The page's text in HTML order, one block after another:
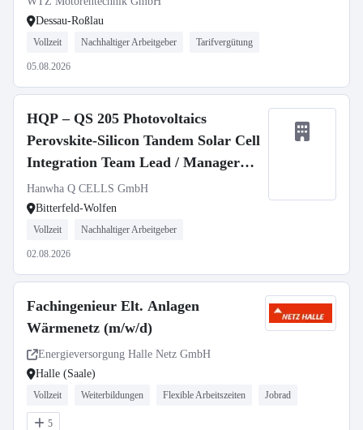
Dessau-Roßlau
Vollzeit Nachhaltiger Arbeitgeber Tarifvergütung
05.08.2026
HQP – QS 205 Photovoltaics
Perovskite-Silicon Tandem Solar Cell
Integration Team Lead / Manager
(m/f/d)
Hanwha Q CELLS GmbH
Bitterfeld-Wolfen
Vollzeit Nachhaltiger Arbeitgeber
02.08.2026
Fachingenieur Elt. Anlagen
Wärmenetz (m/w/d)
Energieversorgung Halle Netz GmbH
Halle (Saale)
Vollzeit Weiterbildungen Flexible Arbeitszeiten Jobrad
5